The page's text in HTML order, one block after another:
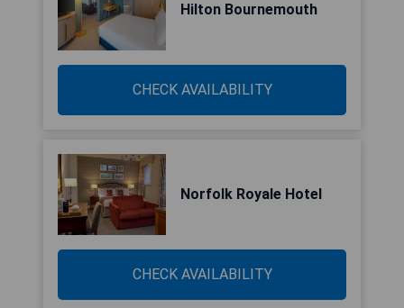
Hilton Bournemouth
CHECK AVAILABILITY
Norfolk Royale Hotel
CHECK AVAILABILITY